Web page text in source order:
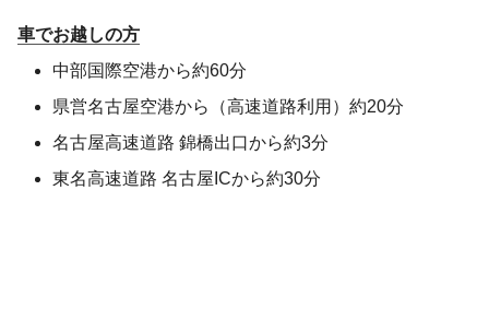
車でお越しの方
中部国際空港から約60分
県営名古屋空港から（高速道路利用）約20分
名古屋高速道路 錦橋出口から約3分
東名高速道路 名古屋ICから約30分